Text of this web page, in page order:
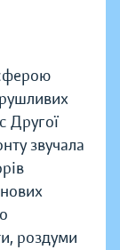
Другої
звучала
роздуми